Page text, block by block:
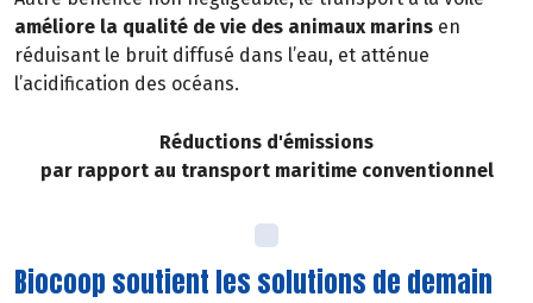
améliore la qualité de vie des animaux marins en
réduisant le bruit diffusé dans l’eau, et atténue
l’acidification des océans.
Réductions d'émissions
par rapport au transport maritime conventionnel
Biocoop soutient les solutions de demain